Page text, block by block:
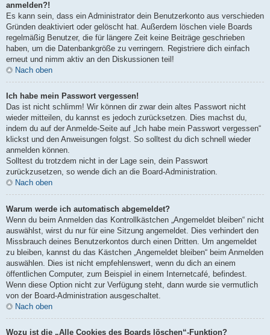
anmelden?!
Es kann sein, dass ein Administrator dein Benutzerkonto aus verschieden
Gründen deaktiviert oder gelöscht hat. Außerdem löschen viele Boards
regelmäßig Benutzer, die für längere Zeit keine Beiträge geschrieben
haben, um die Datenbankgröße zu verringern. Registriere dich einfach
erneut und nimm aktiv an den Diskussionen teil!
Nach oben
Ich habe mein Passwort vergessen!
Das ist nicht schlimm! Wir können dir zwar dein altes Passwort nicht
wieder mitteilen, du kannst es jedoch zurücksetzen. Dies machst du,
indem du auf der Anmelde-Seite auf „Ich habe mein Passwort vergessen“
klickst und den Anweisungen folgst. So solltest du dich schnell wieder
anmelden können.
Solltest du trotzdem nicht in der Lage sein, dein Passwort
zurückzusetzen, so wende dich an die Board-Administration.
Nach oben
Warum werde ich automatisch abgemeldet?
Wenn du beim Anmelden das Kontrollkästchen „Angemeldet bleiben“ nicht
auswählst, wirst du nur für eine Sitzung angemeldet. Dies verhindert den
Missbrauch deines Benutzerkontos durch einen Dritten. Um angemeldet
zu bleiben, kannst du das Kästchen „Angemeldet bleiben“ beim Anmelden
auswählen. Dies ist nicht empfehlenswert, wenn du dich an einem
öffentlichen Computer, zum Beispiel in einem Internetcafé, befindest.
Wenn diese Option nicht zur Verfügung steht, dann wurde sie vermutlich
von der Board-Administration ausgeschaltet.
Nach oben
Wozu ist die „Alle Cookies des Boards löschen“-Funktion?